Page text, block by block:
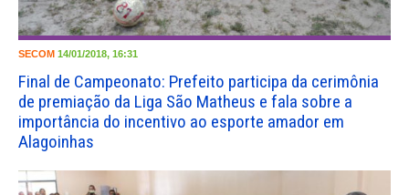
SECOM 14/01/2018, 16:31
Final de Campeonato: Prefeito participa da cerimônia
de premiação da Liga São Matheus e fala sobre a
importância do incentivo ao esporte amador em
Alagoinhas